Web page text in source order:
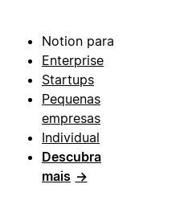
Notion para
Enterprise
Startups
Pequenas
empresas
Individual
Descubra
mais →